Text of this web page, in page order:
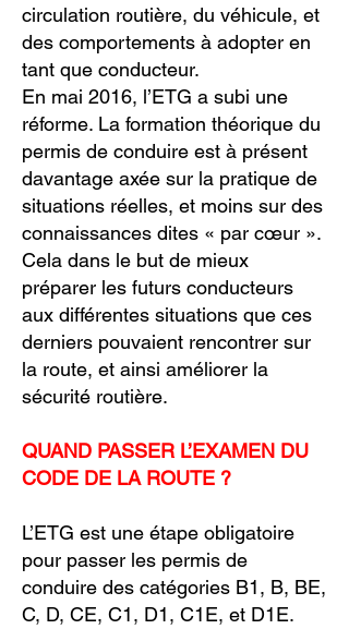
circulation routière, du véhicule, et
des comportements à adopter en
tant que conducteur.
En mai 2016, l’ETG a subi une
réforme. La formation théorique du
permis de conduire est à présent
davantage axée sur la pratique de
situations réelles, et moins sur des
connaissances dites « par cœur ».
Cela dans le but de mieux
préparer les futurs conducteurs
aux différentes situations que ces
derniers pouvaient rencontrer sur
la route, et ainsi améliorer la
sécurité routière.
QUAND PASSER L’EXAMEN DU
CODE DE LA ROUTE ?
L’ETG est une étape obligatoire
pour passer les permis de
conduire des catégories B1, B, BE,
C, D, CE, C1, D1, C1E, et D1E.